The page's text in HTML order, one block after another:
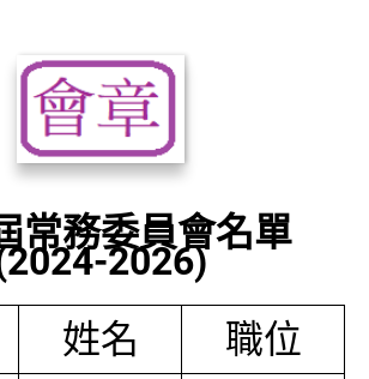
常務委員會名單
2026)
姓名
職位